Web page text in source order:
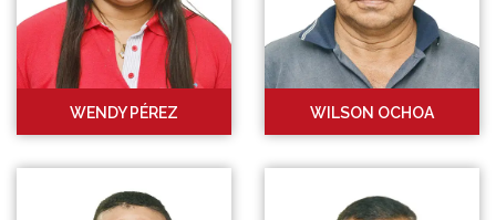
WENDY PÉREZ WILSON OCHOA